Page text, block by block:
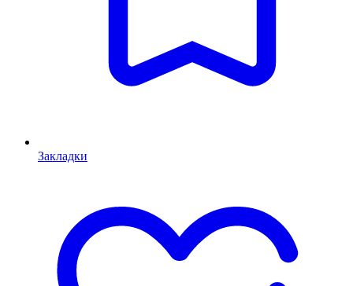
Закладки